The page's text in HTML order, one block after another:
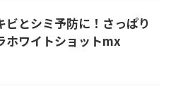
ビとシミ予防に！さっぱり
ホワイトショットmx